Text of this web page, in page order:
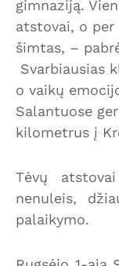
gimnaziją.
atstovai, o
šimtas, –
Svarbiausias
o vaikų
Salantuose
kilometrus į
Tėvų
nenuleis,
palaikymo.